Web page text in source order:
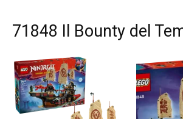
71848 Il Bounty del